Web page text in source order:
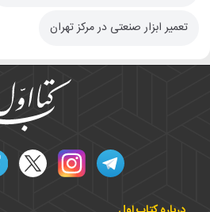
تعمیر ابزار صنعتی در مرکز تهران